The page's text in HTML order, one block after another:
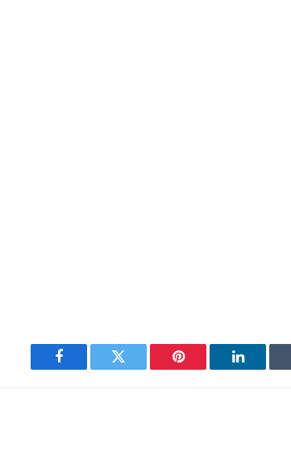
Facebook Twitter Pinterest LinkedIn